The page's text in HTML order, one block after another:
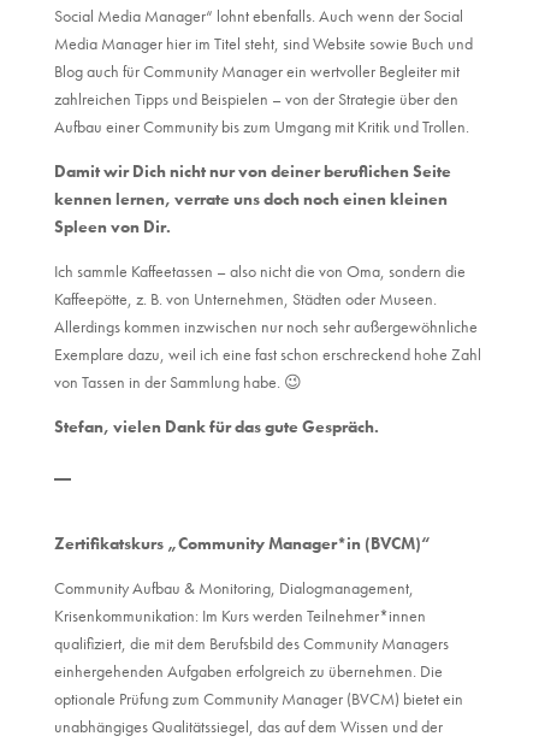
Social Media Manager“ lohnt ebenfalls. Auch wenn der Social
Media Manager hier im Titel steht, sind Website sowie Buch und
Blog auch für Community Manager ein wertvoller Begleiter mit
zahlreichen Tipps und Beispielen – von der Strategie über den
Aufbau einer Community bis zum Umgang mit Kritik und Trollen.
Damit wir Dich nicht nur von deiner beruflichen Seite
kennen lernen, verrate uns doch noch einen kleinen
Spleen von Dir.
Ich sammle Kaffeetassen – also nicht die von Oma, sondern die
Kaffeepötte, z. B. von Unternehmen, Städten oder Museen.
Allerdings kommen inzwischen nur noch sehr außergewöhnliche
Exemplare dazu, weil ich eine fast schon erschreckend hohe Zahl
von Tassen in der Sammlung habe. 😉
Stefan, vielen Dank für das gute Gespräch.
Zertifikatskurs „Community Manager*in (BVCM)“
Community Aufbau & Monitoring, Dialogmanagement,
Krisenkommunikation: Im Kurs werden Teilnehmer*innen
qualifiziert, die mit dem Berufsbild des Community Managers
einhergehenden Aufgaben erfolgreich zu übernehmen. Die
optionale Prüfung zum Community Manager (BVCM) bietet ein
unabhängiges Qualitätssiegel, das auf dem Wissen und der